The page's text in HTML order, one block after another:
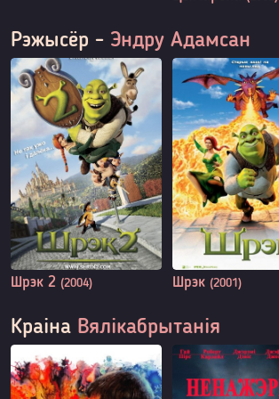
Рэжысёр - Эндру Адамсан
Шрэк 2 (2004) Шрэк (2001)
Краіна Вялікабрытанія